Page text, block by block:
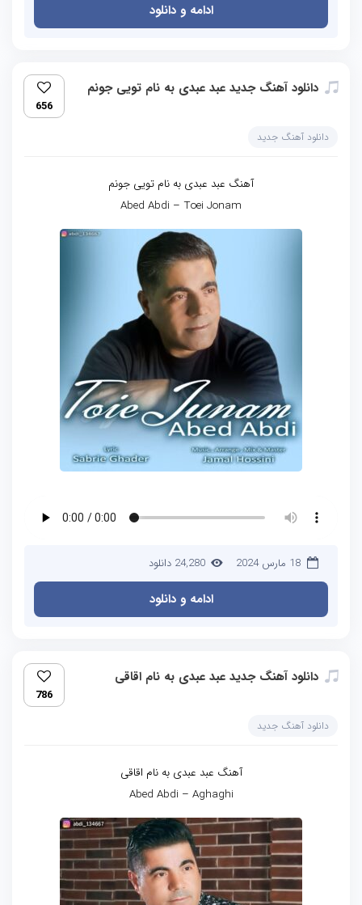
ادامه و دانلود
دانلود آهنگ جدید عبد عبدی به نام تویی جونم
656
دانلود آهنگ جدید
آهنگ عبد عبدی به نام تویی جونم
Abed Abdi – Toei Jonam
18 مارس 2024 24,280 دانلود
ادامه و دانلود
دانلود آهنگ جدید عبد عبدی به نام اقاقی
786
دانلود آهنگ جدید
آهنگ عبد عبدی به نام اقاقی
Abed Abdi – Aghaghi